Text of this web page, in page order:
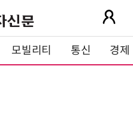
모빌리티 통신 경제